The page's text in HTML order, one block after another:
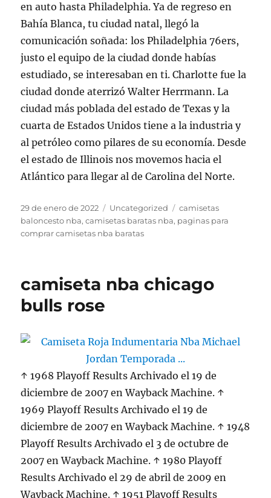
en auto hasta Philadelphia. Ya de regreso en
Bahía Blanca, tu ciudad natal, llegó la
comunicación soñada: los Philadelphia 76ers,
justo el equipo de la ciudad donde habías
estudiado, se interesaban en ti. Charlotte fue la
ciudad donde aterrizó Walter Herrmann. La
ciudad más poblada del estado de Texas y la
cuarta de Estados Unidos tiene a la industria y
al petróleo como pilares de su economía. Desde
el estado de Illinois nos movemos hacia el
Atlántico para llegar al de Carolina del Norte.
Publicado
el
29 de enero de 2022 Categorías
Uncategorized Etiquetas
camisetas
baloncesto nba,camisetas baratas nba, paginas para
comprar camisetas nba baratas
camiseta nba chicago
bulls rose
↑ 1968 Playoff Results Archivado el 19 de
diciembre de 2007 en Wayback Machine. ↑
1969 Playoff Results Archivado el 19 de
diciembre de 2007 en Wayback Machine. ↑ 1948
Playoff Results Archivado el 3 de octubre de
2007 en Wayback Machine. ↑ 1980 Playoff
Results Archivado el 29 de abril de 2009 en
Wayback Machine. ↑ 1951 Playoff Results